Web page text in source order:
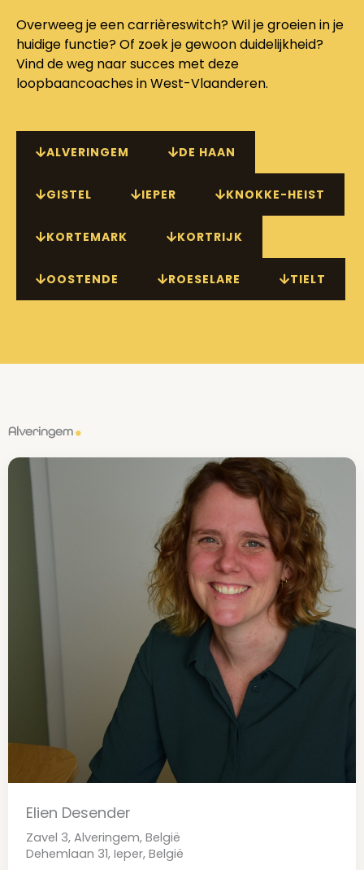
Overweeg je een carrièreswitch? Wil je groeien in je
huidige functie? Of zoek je gewoon duidelijkheid?
Vind de weg naar succes met deze
loopbaancoaches in West-Vlaanderen.
ALVERINGEM DE HAAN
GISTEL IEPER KNOKKE-HEIST
KORTEMARK KORTRIJK
OOSTENDE ROESELARE TIELT
Alveringem
Elien Desender
Zavel 3, Alveringem, België
Dehemlaan 31, Ieper, België